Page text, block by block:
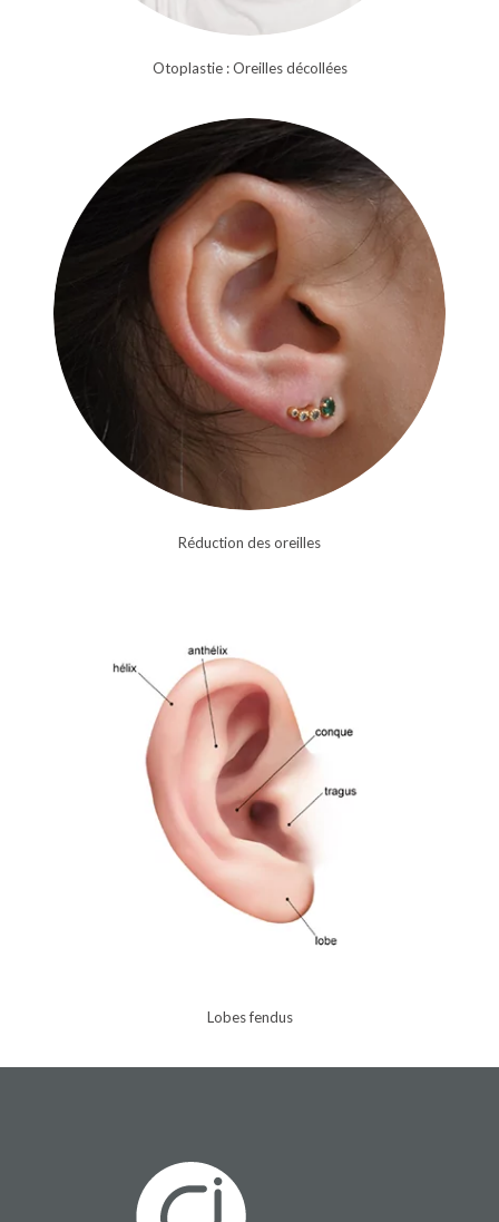
Otoplastie : Oreilles décollées
Réduction des oreilles
Lobes fendus